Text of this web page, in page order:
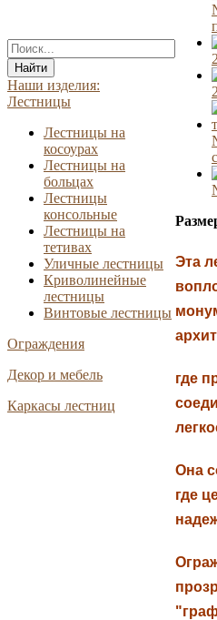
Найти
Наши изделия:
Лестницы
Лестницы на
косоурах
Лестницы на
больцах
Лестницы
консольные
Лестницы на
тетивах
Уличные лестницы
Криволинейные
лестницы
Винтовые лестницы
Ограждения
Декор и мебель
Каркасы лестниц
Эта
где
Она
где